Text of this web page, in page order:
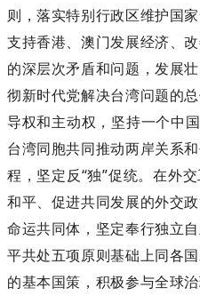
则，落实特别行政区维护国
支持香港、澳门发展经济、
的深层次矛盾和问题，发展
彻新时代党解决台湾问题的
导权和主动权，坚持一个中
台湾同胞共同推动两岸关系
程，坚定反“独”促统。在外
和平、促进共同发展的外交
命运共同体，坚定奉行独立
平共处五项原则基础上同各
的基本国策，积极参与全球